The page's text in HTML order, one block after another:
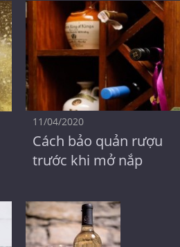
11/04/2020
Cách bảo quản rượu
trước khi mở nắp